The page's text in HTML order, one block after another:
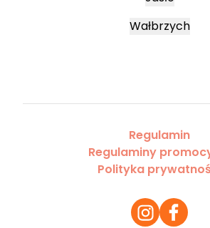
Wałbrzych
Regulamin
Regulaminy
Polityka